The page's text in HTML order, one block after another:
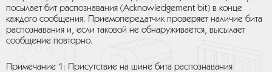
посылает бит распознавания (Acknowledgement bit) в конце
каждого сообщения. Приемопередатчик проверяет наличие бита
распознавания и, если таковой не обнаруживается, высылает
сообщение повторно.
Примечание 1: Присутствие на шине бита распознавания